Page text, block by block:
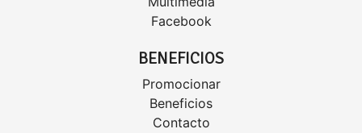
Facebook
BENEFICIOS
Promocionar
Beneficios
Contacto